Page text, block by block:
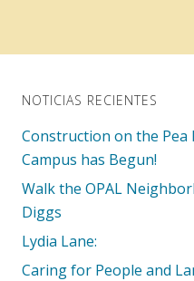
NOTICIAS RECIENTES
Construction on the Pea
Campus has Begun!
Walk the OPAL
Diggs
Lydia Lane:
Caring for People and